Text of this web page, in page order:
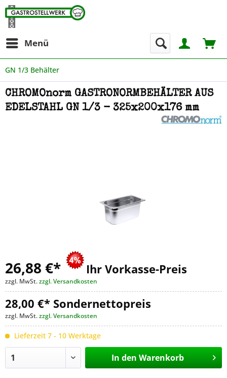
Menü
GN 1/3 Behälter
CHROMOnorm GASTRONORMBEHÄLTER AUS
EDELSTAHL GN 1/3 - 325x200x176 mm
26,88 €* Ihr Vorkasse-Preis
zzgl. MwSt.zzgl. Versandkosten
28,00 €* Sondernettopreis
zzgl. MwSt.zzgl. Versandkosten
Lieferzeit 7 - 10 Werktage
In den Warenkorb